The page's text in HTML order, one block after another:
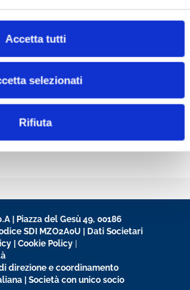
Accetta tutti
selezionati
Rifiuta
| Piazza del Gesù 49, 00186
SDI MZO2A0U |
Dati Societari
Cookie Policy
direzione e coordinamento
| Società con unico socio